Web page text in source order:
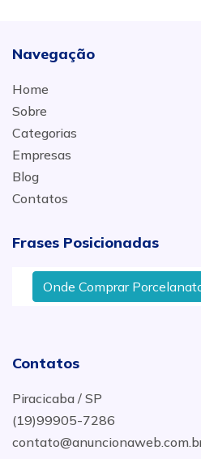
Navegação
Home
Sobre
Categorias
Empresas
Blog
Contatos
Frases Posicionadas
Onde Comprar
Contatos
Piracicaba / SP
(19)99905-7286